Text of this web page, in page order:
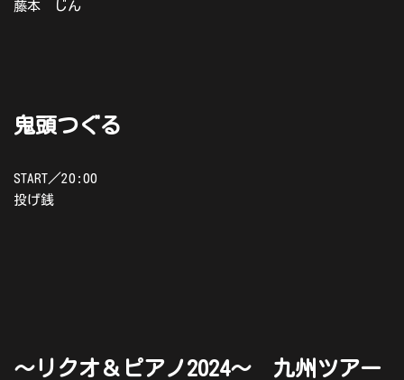
藤本 じん
鬼頭つぐる
START／20:00
投げ銭
～リクオ＆ピアノ2024～ 九州ツアー